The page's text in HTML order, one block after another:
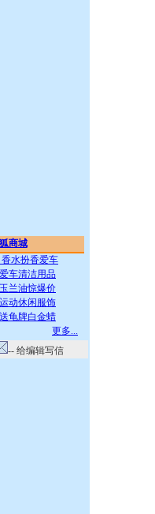
商城
香水扮香爱车
爱车清洁用品
玉兰油惊爆价
运动休闲服饰
送龟牌白金蜡
更多...
-- 给编辑写信